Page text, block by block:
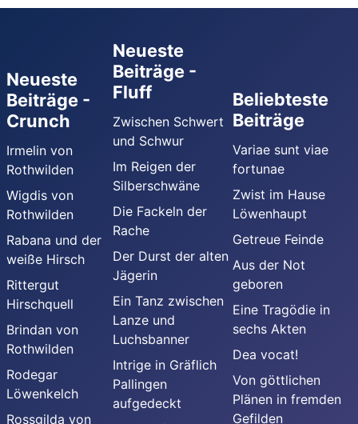
Neueste
Beiträge -
Crunch
Irmelin von
Rothwilden
Wigdis von
Rothwilden
Rabana und der
weiße Hirsch
Rittergut
Hirschquell
Brindan von
Rothwilden
Rodegar
Löwenkelch
Rossgilda von
Neueste
Beiträge -
Fluff
Zwischen Schwert
und Schwur
Im Reigen der
Silberschwäne
Die Fackeln der
Rache
Der Durst der alten
Jägerin
Ein Tanz zwischen
Lanze und
Luchsbanner
Intrige in Gräflich
Pallingen
aufgedeckt
Beliebteste
Beiträge
Variae sunt viae
fortunae
Zwist im Hause
Löwenhaupt
Getreue Feinde
Aus der Not
geboren
Eine Tragödie in
sechs Akten
Dea vocat!
Von göttlichen
Plänen in fremden
Gefilden